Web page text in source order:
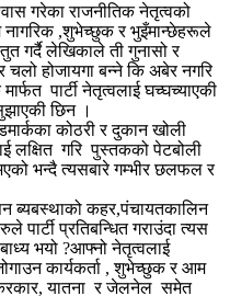
गरेका राजनीतिक नेतृत्वको
नागरिक ,शुभेच्छुक र भुइँमान्छेहरूले
गर्दै लेखिकाले ती गुनासो र
होजायगा बन्ने कि अबेर नगरि
पार्टी नेतृत्वलाई घच्घच्याएकी
छिन ।
कोठरी र दुकान खोली
लक्षित गरि पुस्तकको पेटबोली
भएको भन्दै त्यसबारे गम्भीर छलफल र
ब्यबस्थाको कहर,पंचायतकालिन
पार्टी प्रतिबन्धित गराउंदा त्यस
भयो ?आफ्नो नेतृत्वलाई
कार्यकर्ता , शुभेच्छुक र आम
यातना र जेलनेल समेत